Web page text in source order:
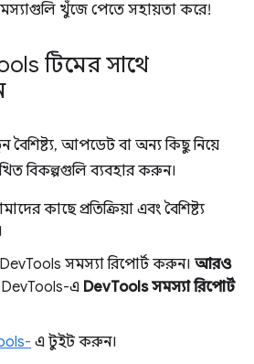
খুঁজে পেতে সহায়তা করে!
টিমের সাথে
বৈশিষ্ট্য, আপডেট বা অন্য কিছু নিয়ে
বিকল্পগুলি ব্যবহার করুন।
কাছে প্রতিক্রিয়া এবং বৈশিষ্ট্য
সমস্যা রিপোর্ট করুন। আরও
এ DevTools সমস্যা রিপোর্ট
এ টুইট করুন।